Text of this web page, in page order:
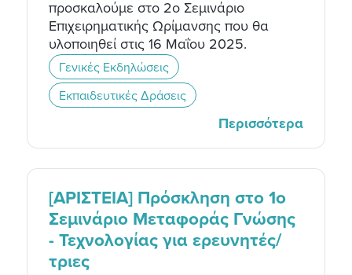
προσκαλούμε στο 2ο Σεμινάριο
Επιχειρηματικής Ωρίμανσης που θα
υλοποιηθεί στις 16 Μαΐου 2025.
Γενικές Εκδηλώσεις
Εκπαιδευτικές Δράσεις
Περισσότερα
[ΑΡΙΣΤΕΙΑ] Πρόσκληση στο 1o
Σεμινάριο Μεταφοράς Γνώσης
- Τεχνολογίας για ερευνητές/
τριες